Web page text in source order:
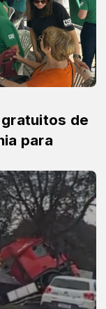
de
para